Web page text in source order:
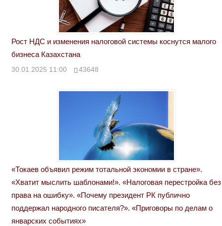
Рост НДС и изменения налоговой системы коснутся малого
бизнеса Казахстана
30.01.2025 11:00 43648
«Токаев объявил режим тотальной экономии в стране».
«Хватит мыслить шаблонами!». «Налоговая перестройка без
права на ошибку». «Почему президент РК публично
поддержал народного писателя?». «Приговоры по делам о
январских событиях»